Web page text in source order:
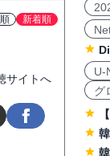
新着順
サイトへ
U-
グ